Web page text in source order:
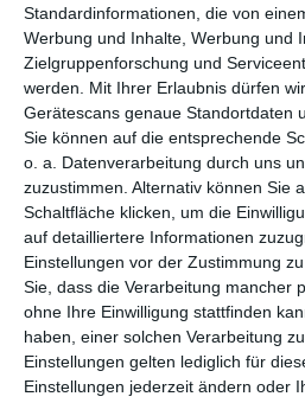
Standardinformationen, die von
Werbung und Inhalte, Werbung und
Zielgruppenforschung und
werden.
Mit Ihrer Erlaubnis dürfen
Gerätescans genaue Standortdaten
Sie können auf die entsprechende
o. a. Datenverarbeitung durch uns
zuzustimmen. Alternativ können Sie
Schaltfläche klicken, um die
auf detailliertere Informationen
Einstellungen vor der Zustimmung zu
Sie, dass die Verarbeitung mancher
ohne Ihre Einwilligung stattfinden
haben, einer solchen Verarbeitung
Einstellungen gelten lediglich für
Einstellungen jederzeit ändern oder
Gab es von Ihrer Seite
Rolle zu übernehmen?
bessere Besetzung?
Der Grund, dass ich als Deutscher
wahren Geschichte. Man vermutet,
war, der Nakam auffliegen ließ.
zugleich deutsch und Jude zu sein.
vernichtet wurden. Ganz viele von
erst rausgekriegt, dass sie jüdische
das Perverse. Da hieß es, vor zwei
Stammbaum jüdisches Blut und
und ins KZ geworfen. Wir hatten
praktizierender Jude sein sollte,
über seinen Stammbaum gar